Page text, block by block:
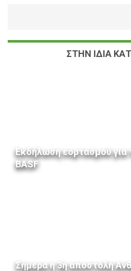
ΣΤΗΝ ΙΔΙΑ
Εκδήλωση εορτασμού για
BASF
Σήμερα η 3η αποστολή